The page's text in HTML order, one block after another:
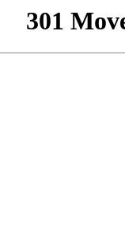
301